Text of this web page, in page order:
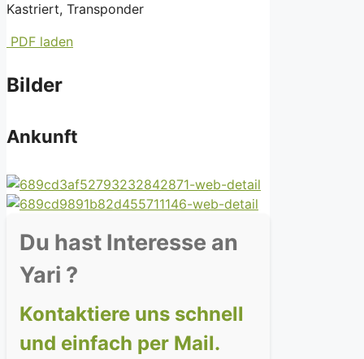
Kastriert, Transponder
PDF laden
Bilder
Ankunft
Du hast Interesse an
Yari ?
Kontaktiere uns schnell
und einfach per Mail.